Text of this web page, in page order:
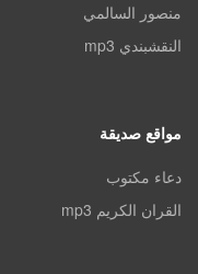
منصور السالمي
النقشبندي mp3
مواقع صديقة
دعاء مكتوب
القران الكريم mp3